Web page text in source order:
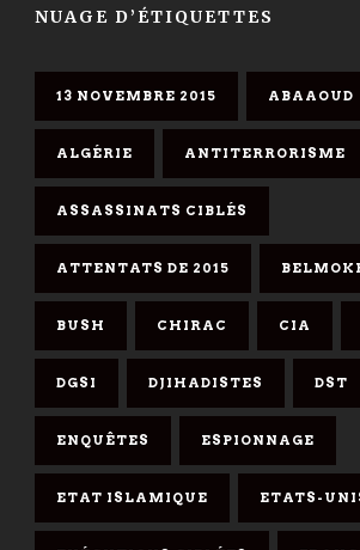
NUAGE D’ÉTIQUETTES
13 NOVEMBRE 2015 ABAAOUD
ALGÉRIE ANTITERRORISME
ASSASSINATS CIBLÉS
ATTENTATS DE 2015
BUSH CHIRAC CIA
DGSI DJIHADISTES DST
ENQUÊTES ESPIONNAGE
ETAT ISLAMIQUE ETATS-